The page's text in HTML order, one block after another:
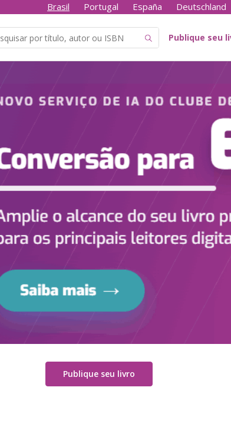
Brasil Portugal España Deutschland
Publique seu
Publique seu livro